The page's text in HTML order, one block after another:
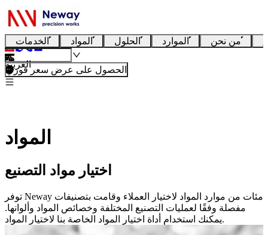
الخدمات المواد الحلول الموارد من نحن
العربية
الحصول على عرض سعر فوري
المواد
اختيار مواد التصنيع
توفر Neway مئات من موارد المواد لاختيار العملاء وقامت بتصنيفات
مفصلة وفقًا لعمليات التصنيع المختلفة وخصائص المواد وألوانها.
يمكنك استخدام أداة اختيار المواد الخاصة بنا لاختيار المواد.